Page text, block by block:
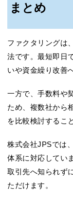
まとめ
ファクタリングは
法です。最短即日
いや資金繰り改善
一方で、手数料や
ため、複数社から
を比較検討するこ
株式会社JPSでは
体系に対応してい
取引先へ知られず
ただけます。